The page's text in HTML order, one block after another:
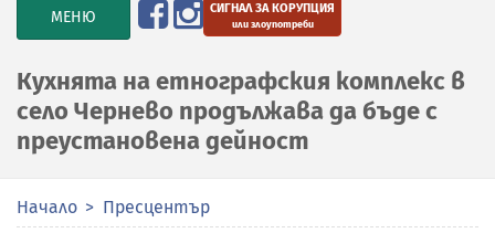
TOGGLE
NAVIGATION
МЕНЮ СИГНАЛ ЗА КОРУПЦИЯ
или злоупотреби
Кухнята на етнографския комплекс в
село Чернево продължава да бъде с
преустановена дейност
Начало Пресцентър